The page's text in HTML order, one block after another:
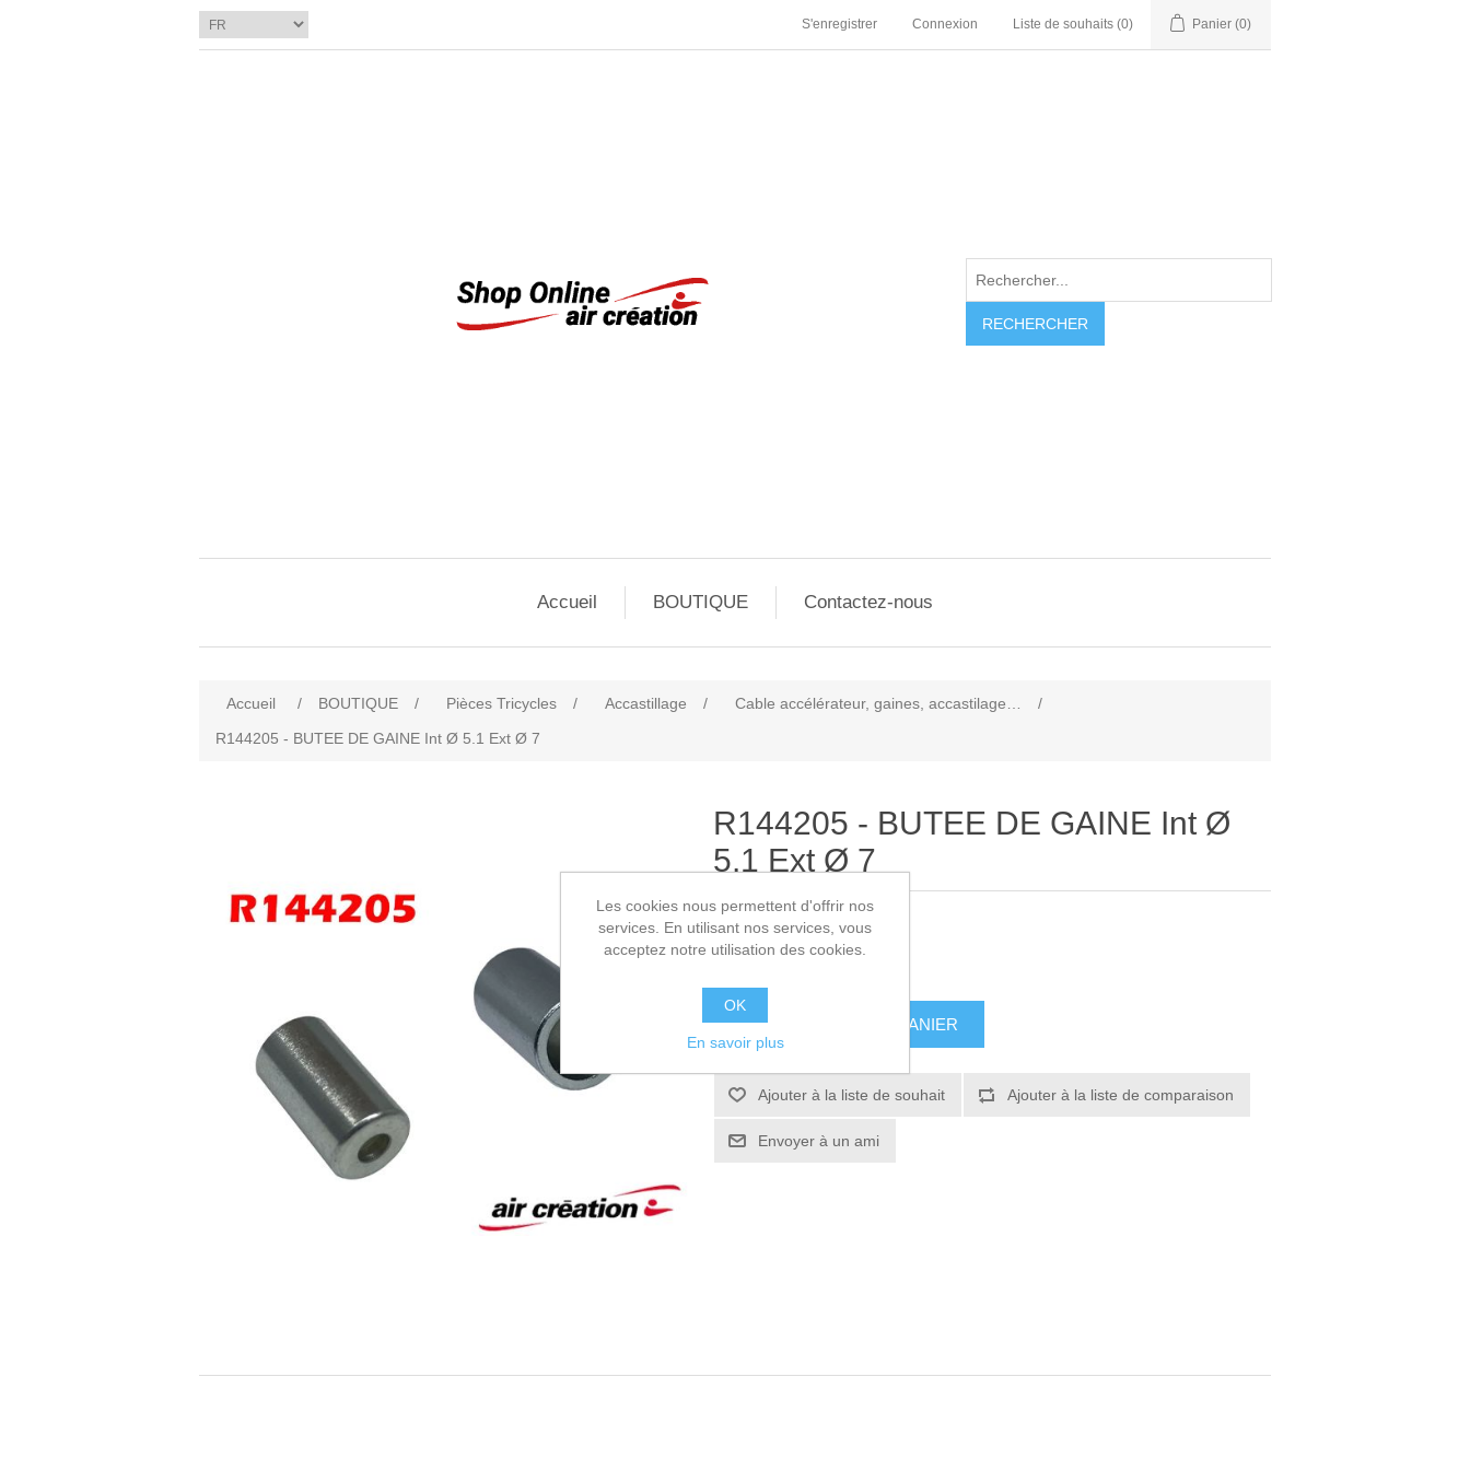
S'enregistrer Connexion Liste de souhaits (0) Panier (0)
RECHERCHER
Accueil BOUTIQUE Contactez-nous
Accueil / BOUTIQUE / Pièces Tricycles / Accastillage / Cable accélérateur, gaines, accastilage…
/
R144205 - BUTEE DE GAINE Int Ø 5.1 Ext Ø 7
R144205 - BUTEE DE GAINE Int Ø
5.1 Ext Ø 7
SKU: R144205
AJOUTER AU PANIER
Ajouter à la liste de souhait Ajouter à la liste de comparaison
Envoyer à un ami
Les cookies nous permettent d'offrir nos
services. En utilisant nos services, vous
acceptez notre utilisation des cookies.
OK
En savoir plus